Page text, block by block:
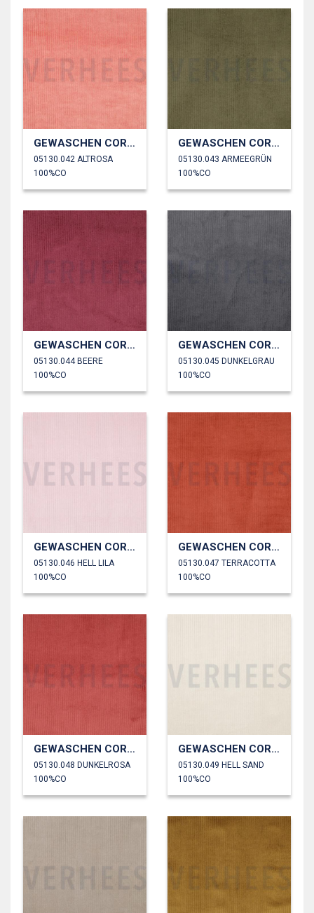
GEWASCHEN CORD 4.5W
05130.042 ALTROSA
100%CO
GEWASCHEN CORD 4.5W
05130.043 ARMEEGRÜN
100%CO
GEWASCHEN CORD 4.5W
05130.044 BEERE
100%CO
GEWASCHEN CORD 4.5W
05130.045 DUNKELGRAU
100%CO
GEWASCHEN CORD 4.5W
05130.046 HELL LILA
100%CO
GEWASCHEN CORD 4.5W
05130.047 TERRACOTTA
100%CO
GEWASCHEN CORD 4.5W
05130.048 DUNKELROSA
100%CO
GEWASCHEN CORD 4.5W
05130.049 HELL SAND
100%CO